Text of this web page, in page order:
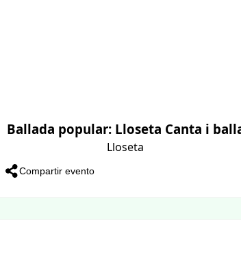
Ballada popular: Lloseta Canta i
Lloseta
Compartir evento